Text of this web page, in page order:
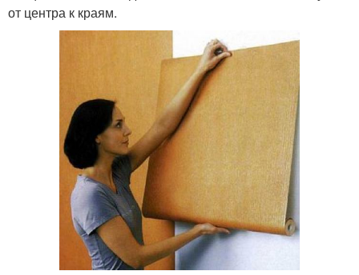
от центра к краям.